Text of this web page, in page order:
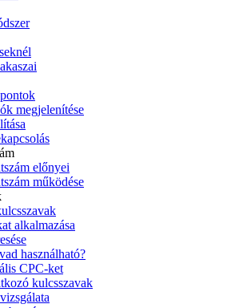
megjelenítése
előnyei
működése
alkalmazása
használható?
CPC-ket
kulcsszavak